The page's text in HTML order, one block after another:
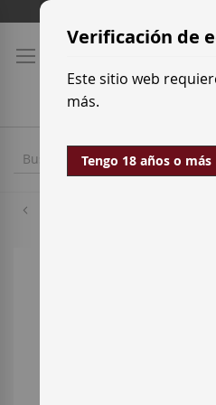
contenido
Verificación de
Este sitio web
más.
Tengo 18 años o más